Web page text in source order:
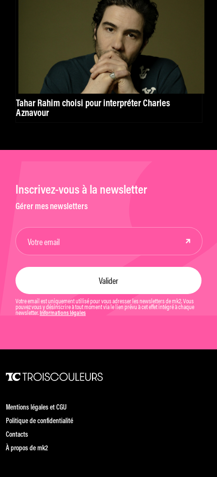
Tahar Rahim choisi pour interpréter Charles
Aznavour
Inscrivez-vous à la newsletter
Gérer mes newsletters
Votre email est uniquement utilisé pour vous adresser les newsletters de mk2. Vous
pouvez vous y désinscrire à tout moment via le lien prévu à cet effet intégré à chaque
newsletter. Informations légales
Mentions légales et CGU
Politique de confidentialité
Contacts
À propos de mk2